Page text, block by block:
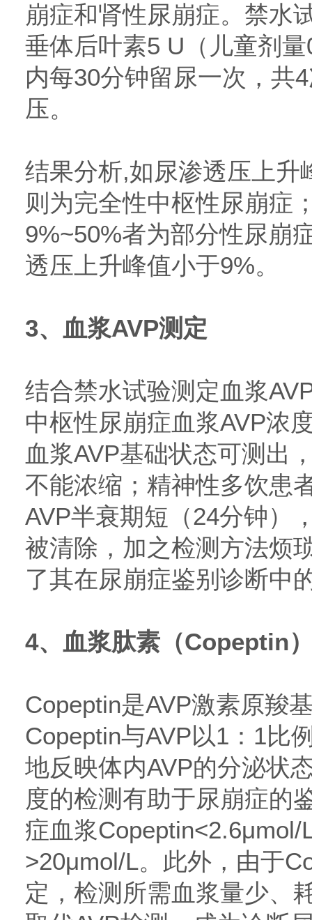
崩症和肾性尿崩症。禁水
垂体后叶素5 U（儿童剂
内每30分钟留尿一次，共
压。
结果分析,如尿渗透压上升
则为完全性中枢性尿崩症
9%~50%者为部分性尿崩
透压上升峰值小于9%。
3、血浆AVP测定
结合禁水试验测定血浆
中枢性尿崩症血浆AVP浓
血浆AVP基础状态可测出
不能浓缩；精神性多饮患
AVP半衰期短（24分钟）
被清除，加之检测方法烦
了其在尿崩症鉴别诊断中
4、血浆肽素（Copeptin
Copeptin是AVP激素原羧
Copeptin与AVP以1：1比
地反映体内AVP的分泌状
度的检测有助于尿崩症的
症血浆Copeptin<2.6μmol/
>20μmol/L。此外，由于
定，检测所需血浆量少、